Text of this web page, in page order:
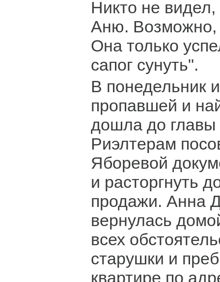
Никто не видел,
Аню. Возможно,
Она только
сапог сунуть".
В понедельник
пропавшей и
дошла до главы
Риэлтерам
Яборевой
и расторгнуть
продажи. Анна
вернулась
всех
старушки и
квартире по